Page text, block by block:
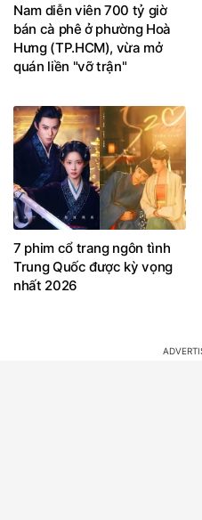
Nam diễn viên 700 tỷ giờ
bán cà phê ở phường Hoà
Hưng (TP.HCM), vừa mở
quán liền "vỡ trận"
7 phim cổ trang ngôn tình
Trung Quốc được kỳ vọng
nhất 2026